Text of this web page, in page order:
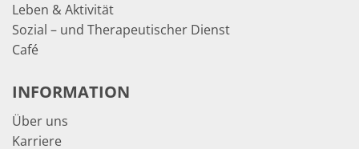
Leben & Aktivität
Sozial – und Therapeutischer Dienst
Café
INFORMATION
Über uns
Karriere